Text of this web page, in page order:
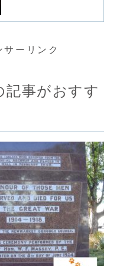
サーリンク
記事がおすす